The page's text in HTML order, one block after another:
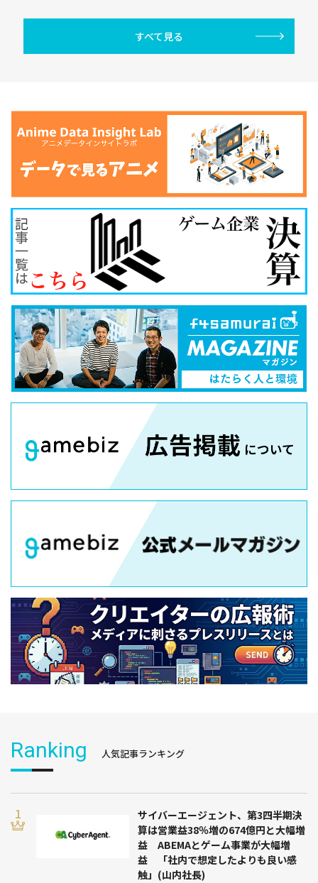
すべて見る
Ranking 人気記事ランキング
サイバーエージェント、第3四半期決
算は営業益38％増の674億円と大幅増
益 ABEMAとゲーム事業が大幅増
益 「社内で想定したよりも良い感
触」(山内社長)